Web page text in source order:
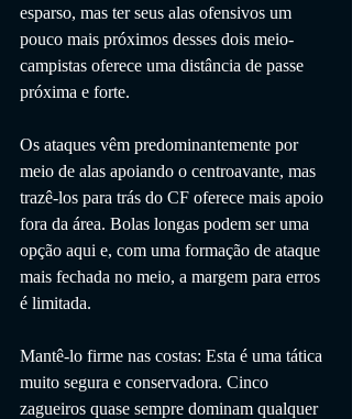
esparso, mas ter seus alas ofensivos um
pouco mais próximos desses dois meio-
campistas oferece uma distância de passe
próxima e forte.
Os ataques vêm predominantemente por
meio de alas apoiando o centroavante, mas
trazê-los para trás do CF oferece mais apoio
fora da área. Bolas longas podem ser uma
opção aqui e, com uma formação de ataque
mais fechada no meio, a margem para erros
é limitada.
Mantê-lo firme nas costas: Esta é uma tática
muito segura e conservadora. Cinco
zagueiros quase sempre dominam qualquer